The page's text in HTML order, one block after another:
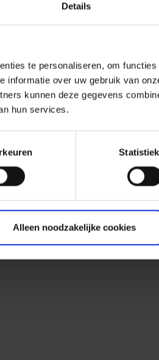
Details
te personaliseren, om
informatie over uw gebruik van
kunnen deze gegevens
hun services.
Alleen noodzakelijke cookies